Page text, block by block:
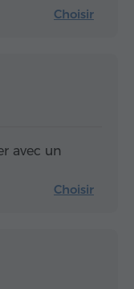
Choisir
avec un
Choisir